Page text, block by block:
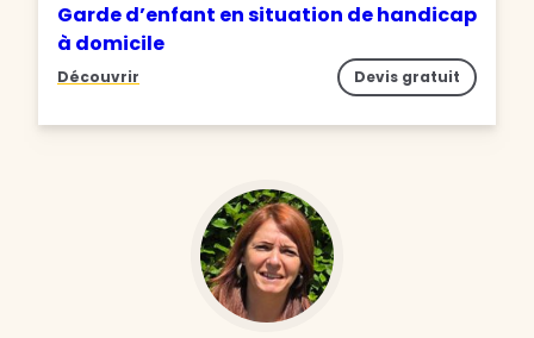
Garde d’enfant en situation de handicap
à domicile
Découvrir Devis gratuit